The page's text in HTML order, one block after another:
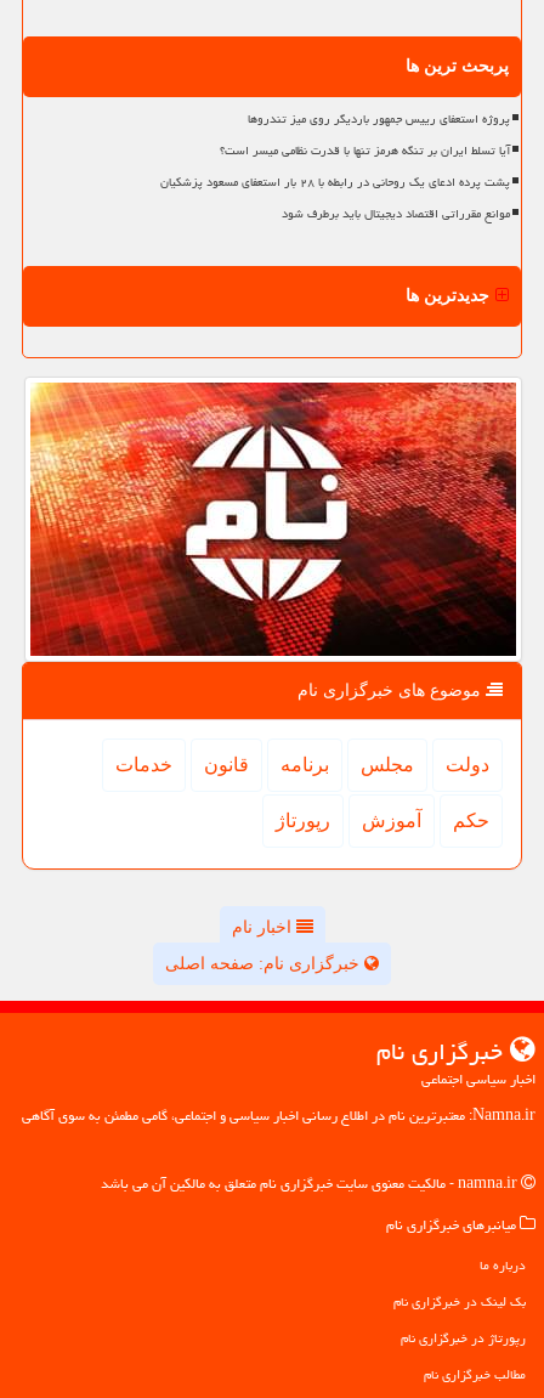
پربحث ترین ها
پروژه استعفای رییس جمهور باردیگر روی میز تندروها
آیا تسلط ایران بر تنگه هرمز تنها با قدرت نظامی میسر است؟
پشت پرده ادعای یک روحانی در رابطه با ۲۸ بار استعفای مسعود پزشکیان
موانع مقرراتی اقتصاد دیجیتال باید برطرف شود
جدیدترین ها
موضوع های خبرگزاری نام
دولت مجلس برنامه قانون خدمات
حكم آموزش رپورتاژ
اخبار نام
خبرگزاری نام: صفحه اصلی
خبرگزاری نام
اخبار سیاسی اجتماعی
Namna.ir: معتبرترین نام در اطلاع رسانی اخبار سیاسی و اجتماعی، گامی مطمئن به سوی آگاهی
میانبرهای خبرگزاری نام
درباره ما
بک لینک در خبرگزاری نام
رپورتاژ در خبرگزاری نام
مطالب خبرگزاری نام